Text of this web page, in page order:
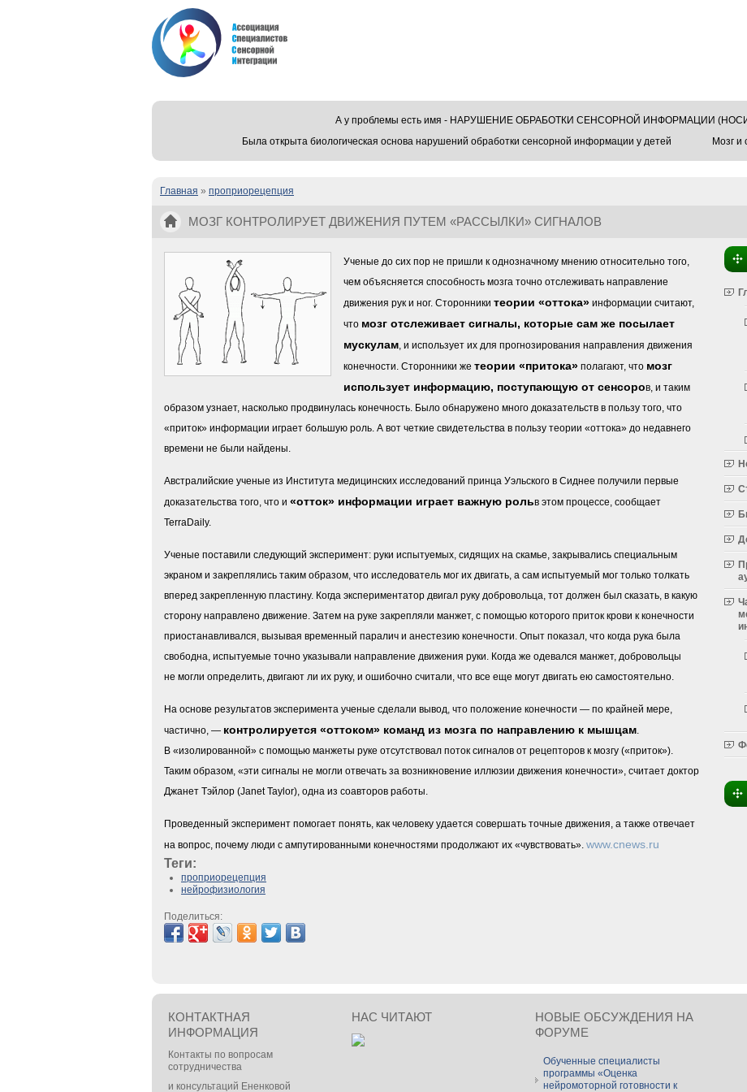
А у проблемы есть имя - НАРУШЕНИЕ ОБРАБОТКИ СЕНСОРНОЙ ИНФОРМАЦИИ
Была открыта биологическая основа нарушений обработки сенсорной информации у детей
Мозг и
Вы здесь
Главная » проприорецепция
МОЗГ КОНТРОЛИРУЕТ ДВИЖЕНИЯ ПУТЕМ «РАССЫЛКИ» СИГНАЛОВ
Ученые до сих пор не пришли к однозначному мнению относительно того,
чем объясняется способность мозга точно отслеживать направление
движения рук и ног. Сторонники теории «оттока» информации считают,
что мозг отслеживает сигналы, которые сам же посылает
мускулам, и использует их для прогнозирования направления движения
конечности. Сторонники же теории «притока» полагают, что мозг
использует информацию, поступающую от сенсоров, и таким
образом узнает, насколько продвинулась конечность. Было обнаружено много доказательств в пользу того, что
«приток» информации играет большую роль. А вот четкие свидетельства в пользу теории «оттока» до недавнего
времени не были найдены.
Австралийские ученые из Института медицинских исследований принца Уэльского в Сиднее получили первые
доказательства того, что и «отток» информации играет важную рольв этом процессе, сообщает
TerraDaily.
Ученые поставили следующий эксперимент: руки испытуемых, сидящих на скамье, закрывались специальным
экраном и закреплялись таким образом, что исследователь мог их двигать, а сам испытуемый мог только толкать
вперед закрепленную пластину. Когда экспериментатор двигал руку добровольца, тот должен был сказать, в какую
сторону направлено движение. Затем на руке закрепляли манжет, с помощью которого приток крови к конечности
приостанавливался, вызывая временный паралич и анестезию конечности. Опыт показал, что когда рука была
свободна, испытуемые точно указывали направление движения руки. Когда же одевался манжет, добровольцы
не могли определить, двигают ли их руку, и ошибочно считали, что все еще могут двигать ею самостоятельно.
На основе результатов эксперимента ученые сделали вывод, что положение конечности — по крайней мере,
частично, — контролируется «оттоком» команд из мозга по направлению к мышцам.
В «изолированной» с помощью манжеты руке отсутствовал поток сигналов от рецепторов к мозгу («приток»).
Таким образом, «эти сигналы не могли отвечать за возникновение иллюзии движения конечности», считает доктор
Джанет Тэйлор (Janet Taylor), одна из соавторов работы.
Проведенный эксперимент помогает понять, как человеку удается совершать точные движения, а также отвечает
на вопрос, почему люди с ампутированными конечностями продолжают их «чувствовать». www.cnews.ru
Теги:
проприорецепция
нейрофизиология
Поделиться:
КОНТАКТНАЯ
ИНФОРМАЦИЯ
Контакты по вопросам
сотрудничества
и консультаций Ененковой
НАС ЧИТАЮТ
НОВЫЕ ОБСУЖДЕНИЯ НА
ФОРУМЕ
Обученные специалисты
программы «Оценка
нейромоторной готовности к